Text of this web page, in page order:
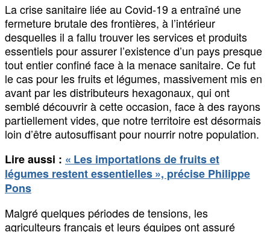
La crise sanitaire liée au Covid-19 a entraîné une
fermeture brutale des frontières, à l’intérieur
desquelles il a fallu trouver les services et produits
essentiels pour assurer l’existence d’un pays presque
tout entier confiné face à la menace sanitaire. Ce fut
le cas pour les fruits et légumes, massivement mis en
avant par les distributeurs hexagonaux, qui ont
semblé découvrir à cette occasion, face à des rayons
partiellement vides, que notre territoire est désormais
loin d’être autosuffisant pour nourrir notre population.
Lire aussi : « Les importations de fruits et
légumes restent essentielles », précise Philippe
Pons
Malgré quelques périodes de tensions, les
agriculteurs français et leurs équipes ont assuré